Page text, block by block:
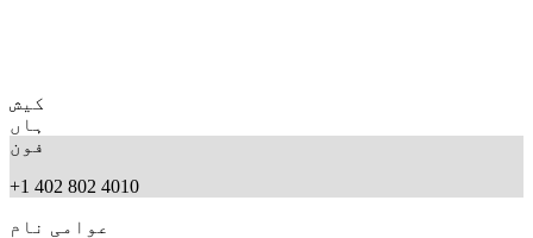
کیش
ہاں
فون
+1 402 802 4010
عوامی نام